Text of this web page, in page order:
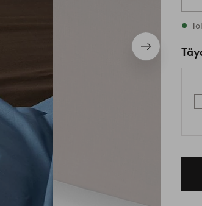
Seuraava
tuote